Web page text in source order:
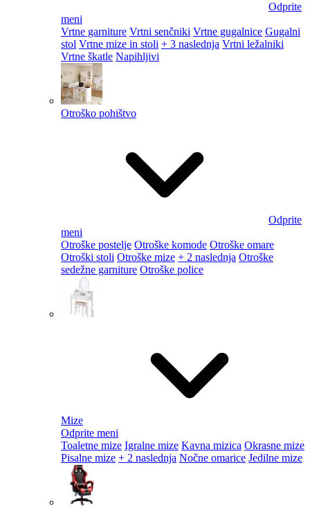
Odprite
meni
Vrtne garniture Vrtni senčniki Vrtne gugalnice Gugalni
stol Vrtne mize in stoli + 3 naslednja Vrtni ležalniki
Vrtne škatle Napihljivi
Otroško pohištvo
Odprite
meni
Otroške postelje Otroške komode Otroške omare
Otroški stoli Otroške mize + 2 naslednja Otroške
sedežne garniture Otroške police
Mize
Odprite meni
Toaletne mize Igralne mize Kavna mizica Okrasne mize
Pisalne mize + 2 naslednja Nočne omarice Jedilne mize